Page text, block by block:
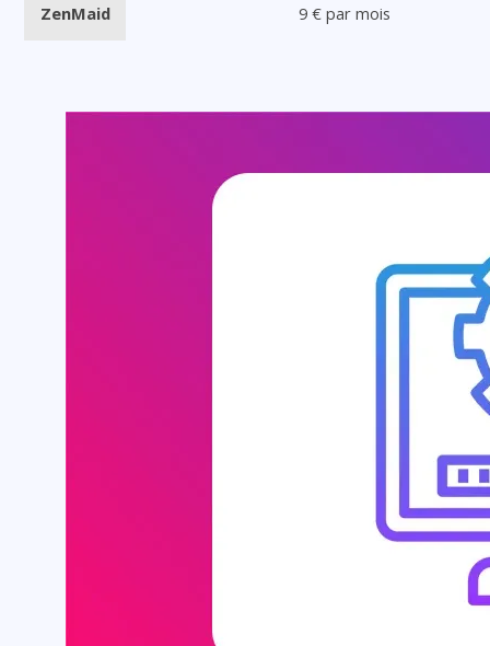
ZenMaid 9 € par mois